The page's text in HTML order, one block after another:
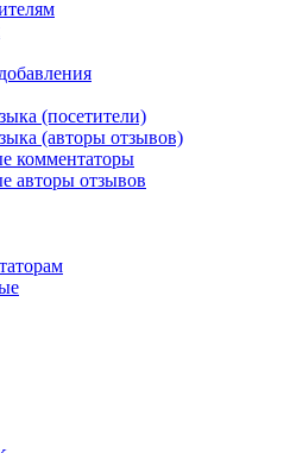
(посетители)
(авторы отзывов)
комментаторы
авторы отзывов